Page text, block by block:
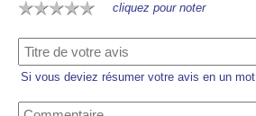
cliquez pour noter
Si vous deviez résumer votre avis en un mot